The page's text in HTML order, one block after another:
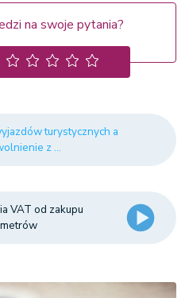
na swoje pytania?
turystycznych a
z ...
VAT od zakupu